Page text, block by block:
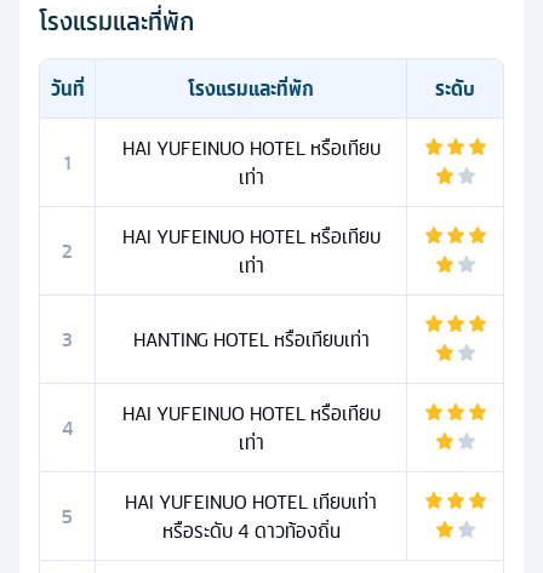
โรงแรมและที่พัก
วันที่ โรงแรมและที่พัก ระดับ
1
HAI YUFEINUO HOTEL หรือเทียบ
เท่า
2
HAI YUFEINUO HOTEL หรือเทียบ
เท่า
3 HANTING HOTEL หรือเทียบเท่า
4
HAI YUFEINUO HOTEL หรือเทียบ
เท่า
5
HAI YUFEINUO HOTEL เทียบเท่า
หรือระดับ 4 ดาวท้องถิ่น